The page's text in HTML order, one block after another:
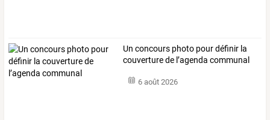
Un concours photo pour définir la
couverture de l’agenda communal
6 août 2026